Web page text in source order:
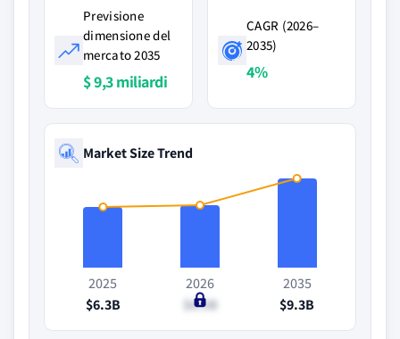
Previsione
dimensione del
mercato 2035
$ 9,3 miliardi
CAGR (2026–
2035)
4%
Market Size Trend
2025
$6.3B
2026
$6.5B
2035
$9.3B